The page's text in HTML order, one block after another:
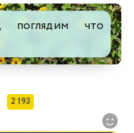
поглядим что
2 193